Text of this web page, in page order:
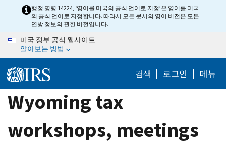
content
행정 명령 14224, ‘영어를 미국의 공식 언어로 지정’은 영어를 미국
의 공식 언어로 지정합니다. 따라서 모든 문서의 영어 버전은 모든
연방 정보의 관헌 버전입니다.
미국 정부 공식 웹사이트
알아보는 방법
검색 로그인 메뉴
Wyoming tax
workshops, meetings